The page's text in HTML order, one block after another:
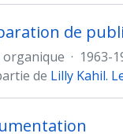
de
organique · 1963-
de Lilly Kahil.